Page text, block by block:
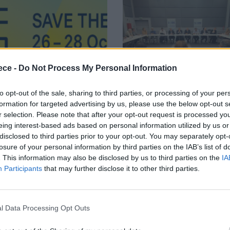
- Do Not Process My Personal Information
opt-out of the sale, sharing to third parties, or processing of your
for targeted advertising by us, please use the below opt-out
selection. Please note that after your opt-out request is processed
interest-based ads based on personal information utilized by us
to third parties prior to your opt-out. You may separately
of your personal information by third parties on the IAB’s list of
This information may also be disclosed by us to third parties on the
Participants that may further disclose it to other third parties.
Data Processing Opt Outs
Health
2027 κάνει
στο
στις 26
28 Οκτωβρίου
Κλαδικά
Ολοκληρώθηκε
5η Γενική
Συνέλευση του
Συνδέσμου